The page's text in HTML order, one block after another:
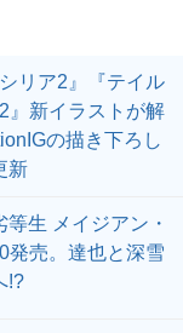
リア2』『テイル
』新イラストが解
の描き下ろし
新
等生 メイジアン・
発売。達也と深雪
!?